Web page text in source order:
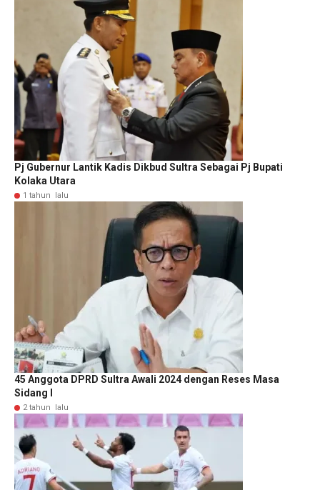
Pj Gubernur Lantik Kadis Dikbud Sultra Sebagai Pj Bupati
Kolaka Utara
1 tahun lalu
45 Anggota DPRD Sultra Awali 2024 dengan Reses Masa
Sidang I
2 tahun lalu